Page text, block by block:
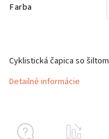
Farba
Cyklistická čapica so šiltom
Detailné informácie